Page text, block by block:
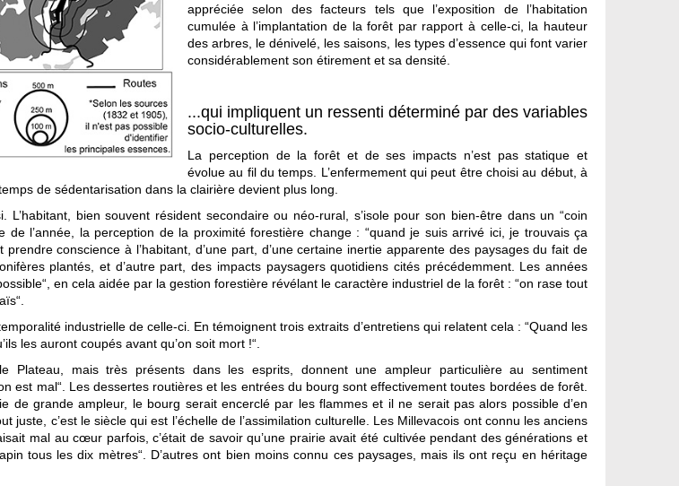
appréciée selon des facteurs tels que l’exposition de l’habitation
cumulée à l’implantation de la forêt par rapport à celle-ci, la hauteur
des arbres, le dénivelé, les saisons, les types d’essence qui font varier
considérablement son étirement et sa densité.
...qui impliquent un ressenti déterminé par des variables
socio-culturelles.
La perception de la forêt et de ses impacts n’est pas statique et
évolue au fil du temps. L’enfermement qui peut être choisi au début, à
de sédentarisation dans la clairière devient plus long.
bien souvent résident secondaire ou néo-rural, s’isole pour son bien-être dans un “coin
l’année, la perception de la proximité forestière change : “quand je suis arrivé ici, je trouvais ça
conscience à l’habitant, d’une part, d’une certaine inertie apparente des paysages du fait de
plantés, et d’autre part, des impacts paysagers quotidiens cités précédemment. Les années
en cela aidée par la gestion forestière révélant le caractère industriel de la forêt : “on rase tout
industrielle de celle-ci. En témoignent trois extraits d’entretiens qui relatent cela : “Quand les
les auront coupés avant qu’on soit mort !“.
Plateau, mais très présents dans les esprits, donnent une ampleur particulière au sentiment
est mal“. Les dessertes routières et les entrées du bourg sont effectivement toutes bordées de forêt.
de grande ampleur, le bourg serait encerclé par les flammes et il ne serait pas alors possible d’en
c’est le siècle qui est l’échelle de l’assimilation culturelle. Les Millevacois ont connu les anciens
mal au cœur parfois, c’était de savoir qu’une prairie avait été cultivée pendant des générations et
tous les dix mètres“. D’autres ont bien moins connu ces paysages, mais ils ont reçu en héritage